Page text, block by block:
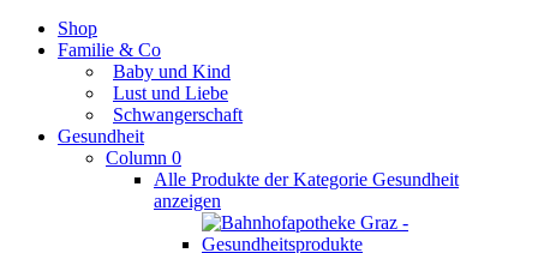
Shop
Familie & Co
Baby und Kind
Lust und Liebe
Schwangerschaft
Gesundheit
Column 0
Alle Produkte der Kategorie Gesundheit
anzeigen